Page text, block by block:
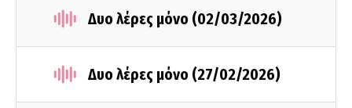
Δυο λέρες μόνο (02/03/2026)
Δυο λέρες μόνο (27/02/2026)